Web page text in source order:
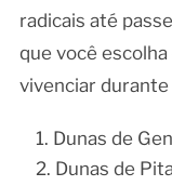
radicais até
que você
vivenciar
Dunas de
Dunas de